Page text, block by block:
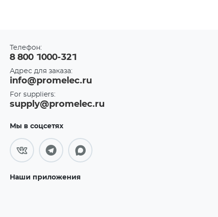
Телефон:
8 800 1000-321
Адрес для заказа:
info@promelec.ru
For suppliers:
supply@promelec.ru
Мы в соцсетях
Наши приложения